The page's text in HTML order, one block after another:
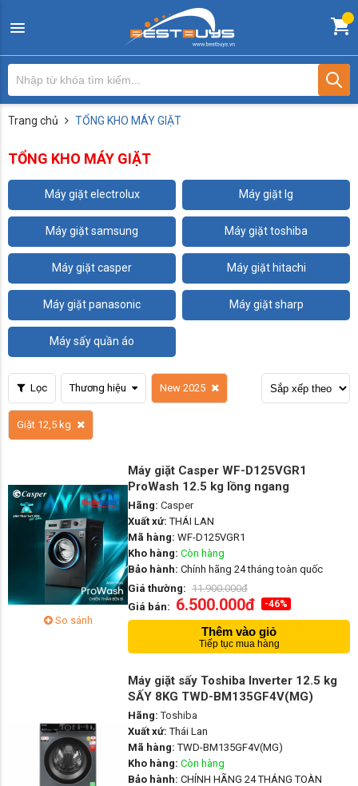
Trang chủ TỔNG KHO MÁY GIẶT
TỔNG KHO MÁY GIẶT
máy giặt electrolux máy giặt lg
máy giặt samsung máy giặt toshiba
máy giặt casper máy giặt hitachi
máy giặt panasonic máy giặt sharp
máy sấy quần áo
Lọc Thương hiệu New 2025
Giặt 12,5 kg
So sánh
Máy giặt Casper WF-D125VGR1
ProWash 12.5 kg lồng ngang
Hãng: Casper
Xuất xứ: THÁI LAN
Mã hàng: WF-D125VGR1
Kho hàng: Còn hàng
Bảo hành: Chính hãng 24 tháng toàn quốc
Giá thường: 11.900.000đ
Giá bán: 6.500.000đ -46%
Thêm vào giỏ
Tiếp tục mua hàng
Máy giặt sấy Toshiba Inverter 12.5 kg
SẤY 8KG TWD-BM135GF4V(MG)
Hãng: Toshiba
Xuất xứ: Thái Lan
Mã hàng: TWD-BM135GF4V(MG)
Kho hàng: Còn hàng
Bảo hành: CHÍNH HÃNG 24 THÁNG TOÀN